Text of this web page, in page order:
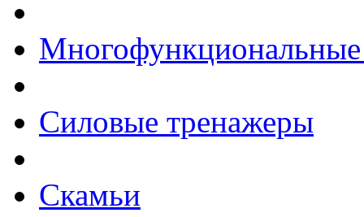
Силовые тренажеры
Скамьи